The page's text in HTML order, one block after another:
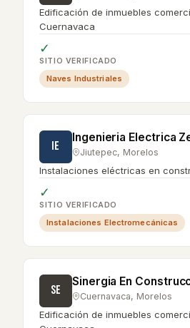
Edificación de inmuebles
Cuernavaca
✓
SITIO VERIFICADO
Naves Industriales
IE
Ingenieria Electrica
Jiutepec, Morelos
Instalaciones eléctricas en
✓
SITIO VERIFICADO
Instalaciones Electromecánicas
SE
Sinergia En
Cuernavaca, Morelos
Edificación de inmuebles